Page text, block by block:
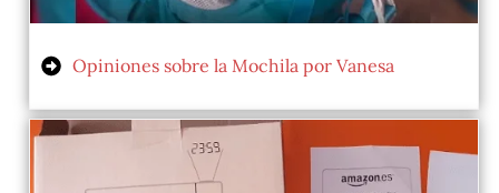
Opiniones sobre la Mochila por Vanesa